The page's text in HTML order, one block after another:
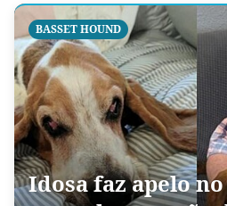
BASSET HOUND
Idosa faz apelo